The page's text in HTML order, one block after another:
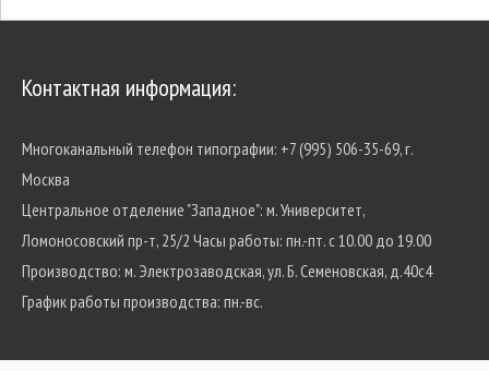
Контактная информация:
Многоканальный телефон типографии: +7 (995) 506-35-69, г.
Москва
Центральное отделение "Западное": м. Университет,
Ломоносовский пр-т, 25/2 Часы работы: пн.-пт. с 10.00 до 19.00
Производство: м. Электрозаводская, ул. Б. Семеновская, д.40с4
График работы производства: пн.-вс.